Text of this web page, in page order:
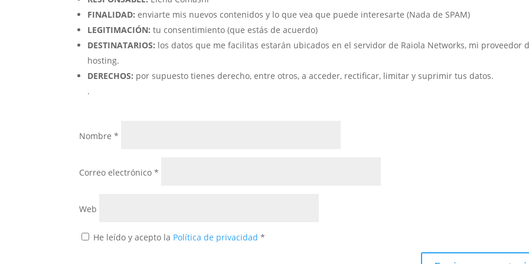
FINALIDAD: enviarte mis nuevos contenidos y lo que vea que puede interesarte (Nada de SPAM)
LEGITIMACIÓN: tu consentimiento (que estás de acuerdo)
DESTINATARIOS: los datos que me facilitas estarán ubicados en el servidor de Raiola Networks, mi proveedor
hosting.
DERECHOS: por supuesto tienes derecho, entre otros, a acceder, rectificar, limitar y suprimir tus datos.
.
Nombre*
Correo electrónico*
Web
He leído y acepto la Política de privacidad*